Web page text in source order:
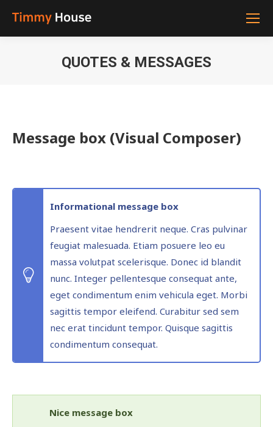
QUOTES & MESSAGES
Message box (Visual Composer)
Informational message box
Praesent vitae hendrerit neque. Cras pulvinar
feugiat malesuada. Etiam posuere leo eu
massa volutpat scelerisque. Donec id blandit
nunc. Integer pellentesque consequat ante,
eget condimentum enim vehicula eget. Morbi
sagittis tempor eleifend. Curabitur sed sem
nec erat tincidunt tempor. Quisque sagittis
condimentum consequat.
Nice message box